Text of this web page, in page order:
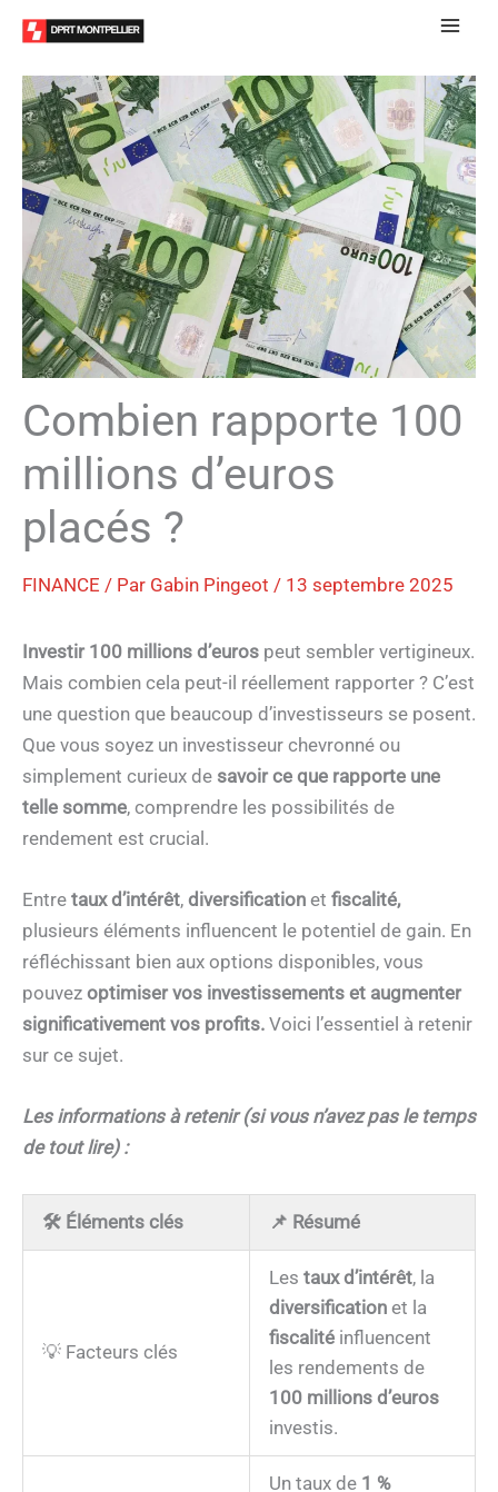
Aller
contenu
Combien rapporte 100
millions d’euros
placés ?
FINANCE / Par Gabin Pingeot / 13 septembre 2025
Investir 100 millions d’euros peut sembler vertigineux.
Mais combien cela peut-il réellement rapporter ? C’est
une question que beaucoup d’investisseurs se posent.
Que vous soyez un investisseur chevronné ou
simplement curieux de savoir ce que rapporte une
telle somme, comprendre les possibilités de
rendement est crucial.
Entre taux d’intérêt, diversification et fiscalité,
plusieurs éléments influencent le potentiel de gain. En
réfléchissant bien aux options disponibles, vous
pouvez optimiser vos investissements et augmenter
significativement vos profits. Voici l’essentiel à retenir
sur ce sujet.
Les informations à retenir (si vous n’avez pas le temps
de tout lire) :
🛠️ Éléments clés 📌 Résumé
💡 Facteurs clés
Les taux d’intérêt, la
diversification et la
fiscalité influencent
les rendements de
100 millions d’euros
investis.
Un taux de 1 %